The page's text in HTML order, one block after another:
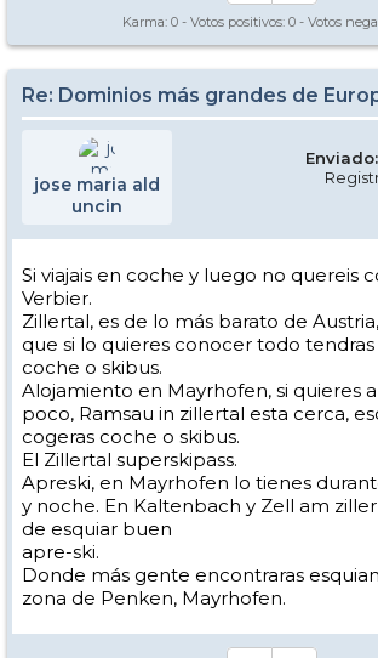
Karma: 0 - Votos positivos: 0 - Votos
Re: Dominios más grandes de
jose maria ald
uncin
Si viajais en coche y luego no quereis
Verbier.
Zillertal, es de lo más barato de
que si lo quieres conocer todo
coche o skibus.
Alojamiento en Mayrhofen, si quieres
poco, Ramsau in zillertal esta cerca,
cogeras coche o skibus.
El Zillertal superskipass.
Apreski, en Mayrhofen lo tienes
y noche. En Kaltenbach y Zell am
de esquiar buen
apre-ski.
Donde más gente encontraras
zona de Penken, Mayrhofen.